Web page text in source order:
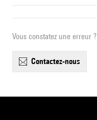
Vous constatez une erreur ?
contactez-nous